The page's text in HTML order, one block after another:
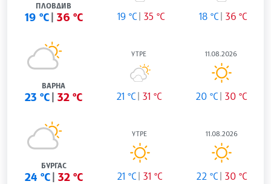
ПЛОВДИВ
19 °C 36 °C 19 °C 35 °C 18 °C 36 °C
ВАРНА
23 °C 32 °C
УТРЕ
21 °C 31 °C
11.08.2026
20 °C 30 °C
БУРГАС
24 °C 32 °C
УТРЕ
21 °C 31 °C
11.08.2026
22 °C 30 °C